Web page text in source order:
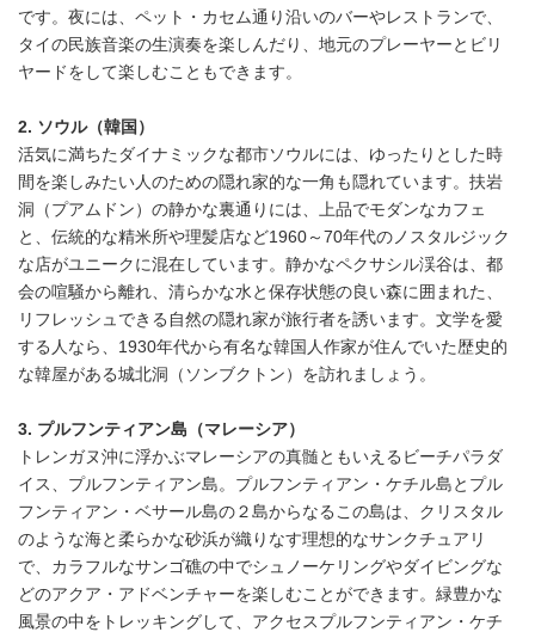
です。夜には、ペット・カセム通り沿いのバーやレストランで、
タイの民族音楽の生演奏を楽しんだり、地元のプレーヤーとビリ
ヤードをして楽しむこともできます。
2. ソウル（韓国）
活気に満ちたダイナミックな都市ソウルには、ゆったりとした時
間を楽しみたい人のための隠れ家的な一角も隠れています。扶岩
洞（プアムドン）の静かな裏通りには、上品でモダンなカフェ
と、伝統的な精米所や理髪店など1960～70年代のノスタルジック
な店がユニークに混在しています。静かなペクサシル渓谷は、都
会の喧騒から離れ、清らかな水と保存状態の良い森に囲まれた、
リフレッシュできる自然の隠れ家が旅行者を誘います。文学を愛
する人なら、1930年代から有名な韓国人作家が住んでいた歴史的
な韓屋がある城北洞（ソンブクトン）を訪れましょう。
3. プルフンティアン島（マレーシア）
トレンガヌ沖に浮かぶマレーシアの真髄ともいえるビーチパラダ
イス、プルフンティアン島。プルフンティアン・ケチル島とプル
フンティアン・ベサール島の２島からなるこの島は、クリスタル
のような海と柔らかな砂浜が織りなす理想的なサンクチュアリ
で、カラフルなサンゴ礁の中でシュノーケリングやダイビングな
どのアクア・アドベンチャーを楽しむことができます。緑豊かな
風景の中をトレッキングして、アクセスプルフンティアン・ケチ